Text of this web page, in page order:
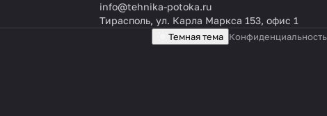
info@tehnika-potoka.ru
Тирасполь, ул. Карла Маркса 153, офис 1
Темная тема Конфиденциальность